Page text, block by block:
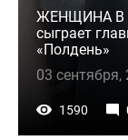
ЖЕНЩИНА В
сыграет
«Полдень»
03 сентября,
1590